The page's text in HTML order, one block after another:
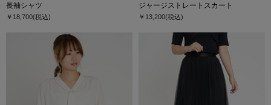
長袖シャツ
￥18,700(税込)
ジャージストレートスカート
￥13,200(税込)